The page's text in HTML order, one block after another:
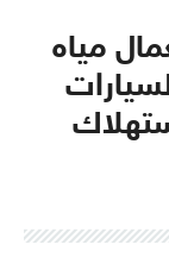
مياه